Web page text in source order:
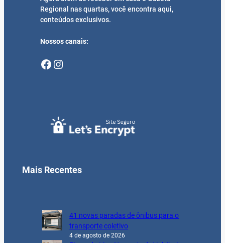
Regional nas quartas, você encontra aqui,
conteúdos exclusivos.
Nossos canais:
Facebook Instagram
Mais Recentes
41 novas paradas de ônibus para o
transporte coletivo
4 de agosto de 2026